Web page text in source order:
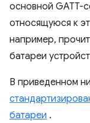
основной GATT-
относящуюся к
например,
батареи
В приведенном
батареи .